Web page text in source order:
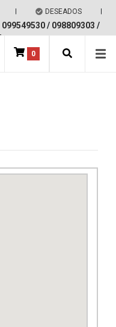
| DESEADOS |
099549530/ 098809303 /
0